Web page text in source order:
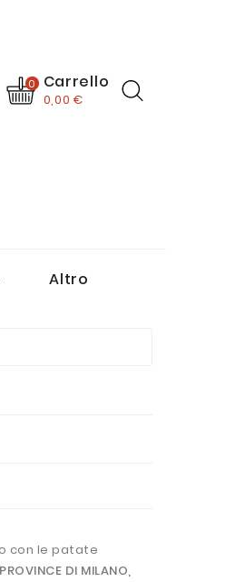
0 Carrello
0,00 €
Altro
con le patate
DI MILANO,